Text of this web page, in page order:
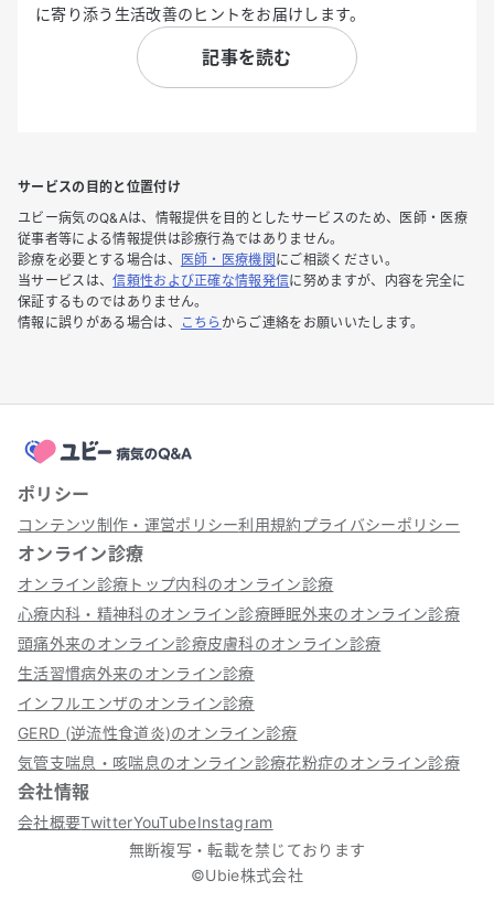
に寄り添う生活改善のヒントをお届けします。
記事を読む
サービスの目的と位置付け
ユビー病気のQ&Aは、情報提供を目的としたサービスのため、医師・医療
従事者等による情報提供は診療行為ではありません。
診療を必要とする場合は、
医師・医療機関 にご相談ください。
当サービスは、信頼性および正確な情報発信に努めますが、内容を完全に
保証するものではありません。
情報に誤りがある場合は、
こちら からご連絡をお願いいたします。
ポリシー
コンテンツ制作・運営ポリシー利用規約プライバシーポリシー
オンライン診療
オンライン診療トップ内科のオンライン診療
心療内科・精神科のオンライン診療睡眠外来のオンライン診療
頭痛外来のオンライン診療皮膚科のオンライン診療
生活習慣病外来のオンライン診療
インフルエンザのオンライン診療
GERD (逆流性食道炎)のオンライン診療
気管支喘息・咳喘息のオンライン診療花粉症のオンライン診療
会社情報
会社概要TwitterYouTubeInstagram
無断複写・転載を禁じております
©Ubie株式会社